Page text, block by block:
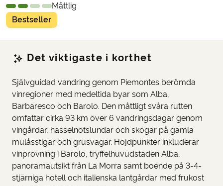
Måttlig
Bestseller
Det viktigaste i korthet
Självguidad vandring genom Piemontes berömda
vinregioner med medeltida byar som Alba,
Barbaresco och Barolo. Den måttligt svåra rutten
omfattar cirka 93 km över 6 vandringsdagar genom
vingårdar, hasselnötslundar och skogar på gamla
mulåsstigar och grusvägar. Höjdpunkter inkluderar
vinprovning i Barolo, tryffelhuvudstaden Alba,
panoramautsikt från La Morra samt boende på 3-4-
stjärniga hotell och italienska lantgårdar med frukost